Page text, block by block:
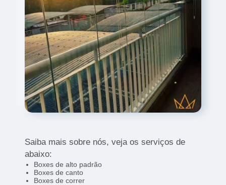
Saiba mais sobre nós, veja os serviços de
abaixo:
Boxes de alto padrão
Boxes de canto
Boxes de correr